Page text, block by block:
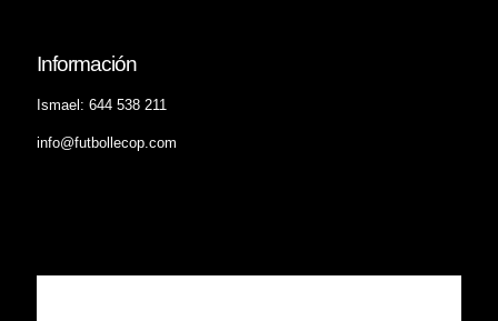
Información
Ismael: 644 538 211
info@futbollecop.com